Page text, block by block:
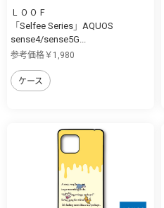
ＬＯＯＦ
「Selfee Series」AQUOS
sense4/sense5G...
参考価格￥1,980
ケース